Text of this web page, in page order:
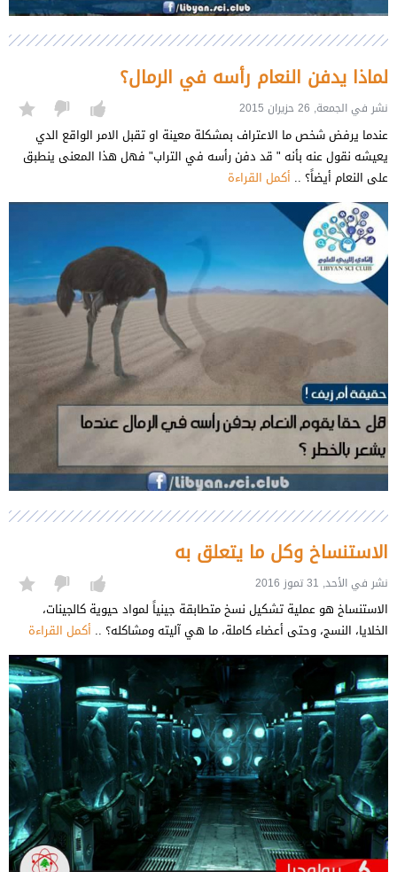
لماذا يدفن النعام رأسه في الرمال؟
نشر في الجمعة, 26 حزيران 2015
عندما يرفض شخص ما الاعتراف بمشكلة معينة او تقبل الامر الواقع الدي
يعيشه نقول عنه بأنه " قد دفن رأسه في التراب" فهل هذا المعنى ينطبق
على النعام أيضاً؟ .. أكمل القراءة
الاستنساخ وكل ما يتعلق به
نشر في الأحد, 31 تموز 2016
الاستنساخ هو عملية تشكيل نسخ متطابقة جينياً لمواد حيوية كالجينات،
الخلايا، النسج، وحتى أعضاء كاملة، ما هي آليته ومشاكله؟ .. أكمل القراءة